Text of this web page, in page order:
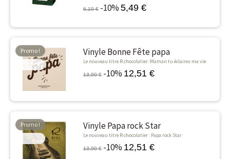
6,10 € -10% 5,49 €
Vinyle Bonne Fête papa
Le nouveau titre R chocolatier :Maman tu éclaires ma vie
13,90 € -10% 12,51 €
Promo !
-10%
Vinyle Papa rock Star
Le nouveau titre R chocolatier : Papa rock Star
13,90 € -10% 12,51 €
Promo !
-10%